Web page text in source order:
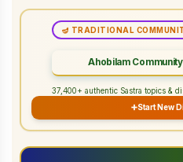
🪔 TRADITIONAL
Ahobilam
37,400+ authentic Sastra topics &
➕Start New